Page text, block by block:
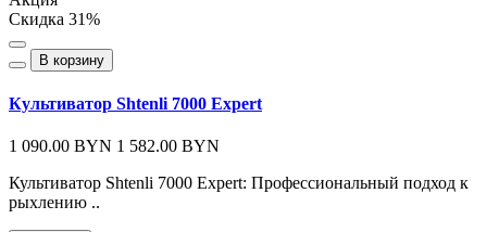
Скидка 31%
В корзину
Культиватор Shtenli 7000 Expert
1 090.00 BYN 1 582.00 BYN
Культиватор Shtenli 7000 Expert: Профессиональный подход к
рыхлению ..